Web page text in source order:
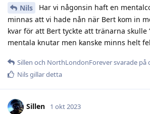
Nils Har vi någonsin haft en
minnas att vi hade nån när Bert kom in
kvar för att Bert tyckte att tränarna skulle
mentala knutar men kanske minns helt fel
Sillen och NorthLondonForeversvarade på
Nilsgillar detta
Sillen 1 okt 2023